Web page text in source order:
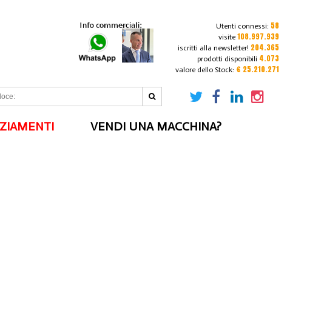
Utenti connessi: 58
visite 108.997.939
iscritti alla newsletter! 204.365
prodotti disponibili 4.073
valore dello Stock: € 25.210.271
VENDI UNA MACCHINA?